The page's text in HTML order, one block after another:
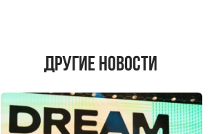
Другие новости